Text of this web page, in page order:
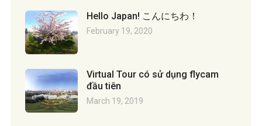
Hello Japan! こんにちわ！
February 19, 2020
Virtual Tour có sử dụng flycam
đầu tiên
March 19, 2019